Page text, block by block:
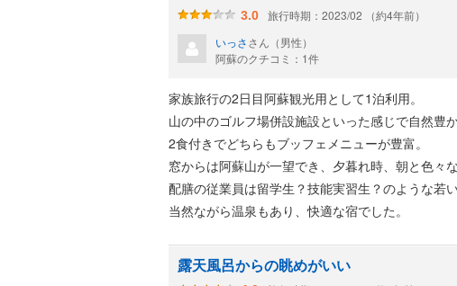
3.0
旅行時期：2023/02 （約4年前）
いっささん（男性）
阿蘇のクチコミ：1件
家族旅行の2日目阿蘇観光用として1泊利用。
山の中のゴルフ場併設施設といった感じで自然豊か
2食付きでどちらもブッフェメニューが豊富。
窓からは阿蘇山が一望でき、夕暮れ時、朝と色々
配膳の従業員は留学生？技能実習生？のような若
当然ながら温泉もあり、快適な宿でした。
露天風呂からの眺めがいい